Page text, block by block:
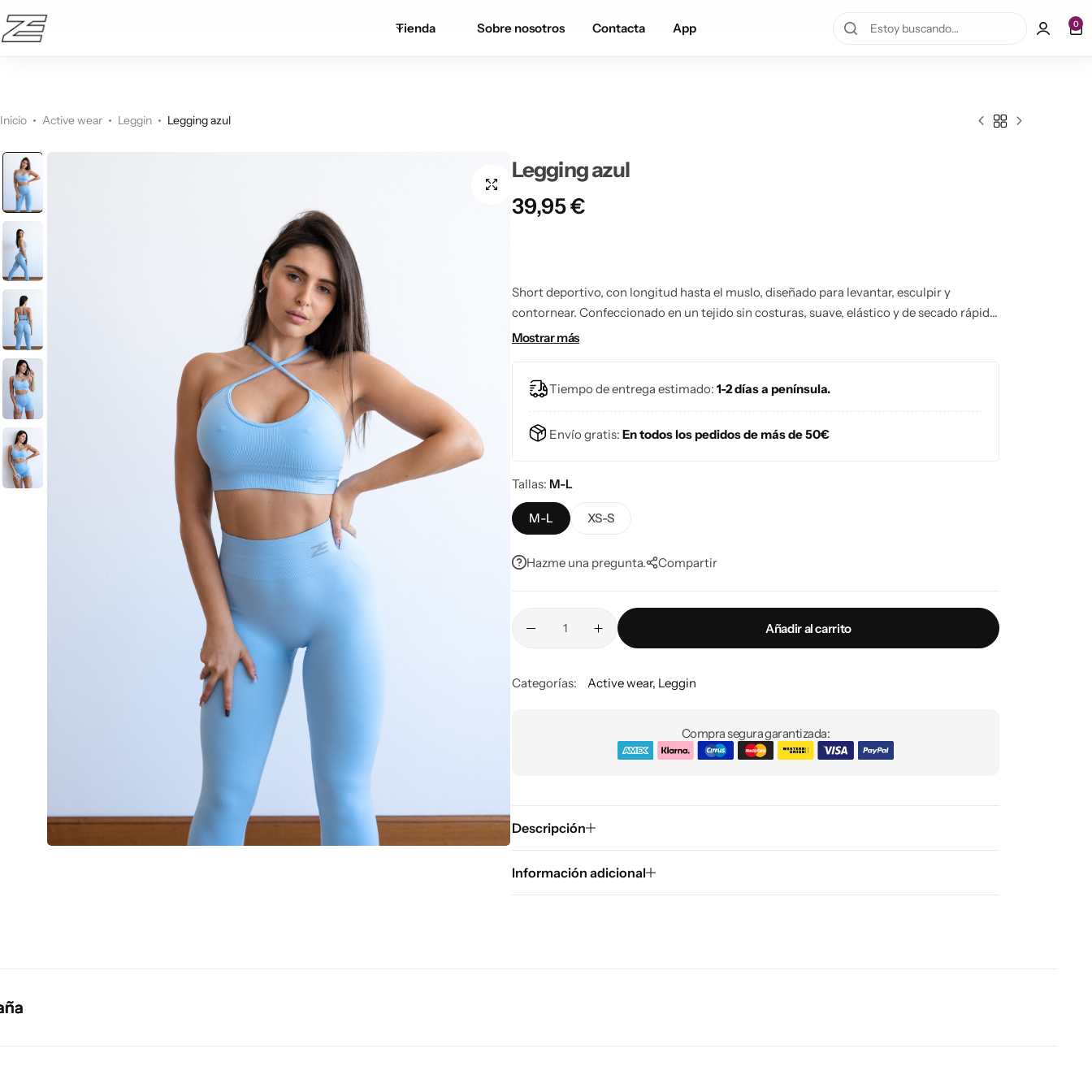
10% OFF en la primera compra! 10% OFF en la primera compra!
Tienda Sobre nosotros Contacta App 0
Inicio Active wear Leggin Legging azul
Legging azul
39,95€
Short deportivo, con longitud hasta el muslo, diseñado para levantar, esculpir y
contornear. Confeccionado en un tejido sin costuras, suave, elástico y de secado rápido,
ofrece un ajuste perfecto y cómodo, además de resistir al sudor. Su cintura de gran
Mostrar más
Tiempo de entrega estimado: 1-2 días a península.
Envío gratis: En todos los pedidos de más de 50€
Tallas M-L
M-L XS-S
Hazme una pregunta. Compartir
Añadir al carrito
Categorías: Active wear, Leggin
Compra segura garantizada:
Descripción
Información adicional